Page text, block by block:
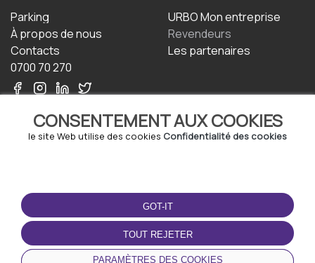
CONSENTEMENT AUX COOKIES
le site Web utilise des cookies Confidentialité des cookies
GOT-IT
TOUT REJETER
PARAMÈTRES DES COOKIES
Parking
À propos de nous
Contacts
0700 70 270
URBO Mon entreprise
Revendeurs
Les partenaires
TERMS-OF-USE
Termes et conditions
Politique de confidentialité
Politique relative aux
cookies
TÉLÉCHARGEZ
L'APPLICATION